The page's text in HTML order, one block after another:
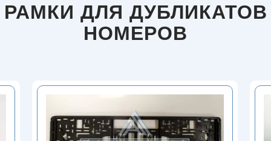
РАМКИ ДЛЯ ДУБЛИКАТОВ
НОМЕРОВ